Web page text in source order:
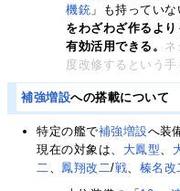
機銃 」も持っていな
をわざわざ作るよ
有効活用できる。 ネ
度改修するという
補強増設への搭載について
特定の艦で補強増設へ装
現在の対象は、 大鳳型、
二、 鳳翔改二/戦、 榛名改